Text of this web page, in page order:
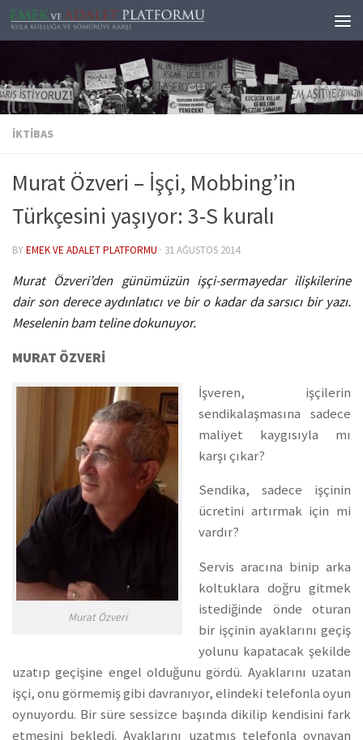
Skip to content
İKTIBAS
Murat Özveri – İşçi, Mobbing’in
Türkçesini yaşıyor: 3-S kuralı
BYEMEK VE ADALET PLATFORMU · 31 AĞUSTOS 2014
Murat Özveri’den günümüzün işçi-sermayedar ilişkilerine
dair son derece aydınlatıcı ve bir o kadar da sarsıcı bir yazı.
Meselenin bam teline dokunuyor.
MURAT ÖZVERİ
Murat Özveri
İşveren, işçilerin
sendikalaşmasına sadece
maliyet kaygısıyla mı
karşı çıkar?
Sendika, sadece işçinin
ücretini artırmak için mi
vardır?
Servis aracına binip arka
koltuklara doğru gitmek
istediğinde önde oturan
bir işçinin ayaklarını geçiş
yolunu kapatacak şekilde
uzatıp geçişine engel olduğunu gördü. Ayaklarını uzatan
işçi, onu görmemiş gibi davranıyor, elindeki telefonla oyun
oynuyordu. Bir süre sessizce başında dikilip kendisini fark
etmesini bekledi. Ayaklarını uzatmış telefonla oynayan